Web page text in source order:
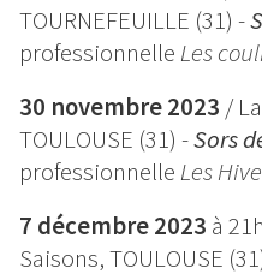
TOURNEFEUILLE (31) -
professionnelle Les
30 novembre 2023 /
TOULOUSE (31) -Sors
professionnelle Les
7 décembre 2023 à
Saisons, TOULOUSE